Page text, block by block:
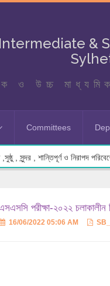
&
ও উচ্চ মাধ্যমিক
Committees
, সুন্দর , শান্তিপূর্ণ ও নিরাপদ
পরীক্ষা-২০২২ চলাকালীন
16/06/2022 05:06 AM